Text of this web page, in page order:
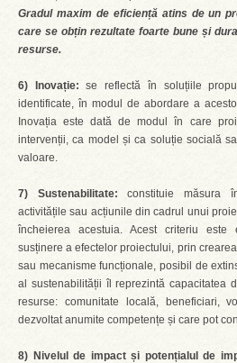
Gradul maxim de eficiență atins de un
care se obțin rezultate foarte bune și
resurse.
6) Inovație: se reflectă în soluțiile
identificate, în modul de abordare a
Inovația este dată de modul în care
intervenții, ca model și ca soluție socială
valoare.
7) Sustenabilitate:constituie măsura
activitățile sau acțiunile din cadrul unui
încheierea acestuia. Acest criteriu este
susținere a efectelor proiectului, prin
sau mecanisme funcționale, posibil de
al sustenabilității îl reprezintă capacitatea
resurse: comunitate locală, beneficiari,
dezvoltat anumite competențe și care pot
8) Nivelul de impact și potențialul de